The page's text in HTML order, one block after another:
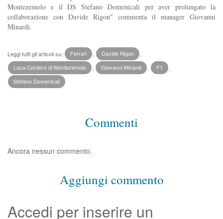
Montezemolo e il DS Stefano Domenicali per aver prolungato la
collaborazione con Davide Rigon" commenta il manager Giovanni
Minardi.
Leggi tutti gli articoli su: Ferrari Davide Rigon
Luca Cordero di Montezemolo
Giovanni Minardi F1
Stefano Domenicali
Commenti
Ancora nessun commento.
Aggiungi commento
Accedi per inserire un